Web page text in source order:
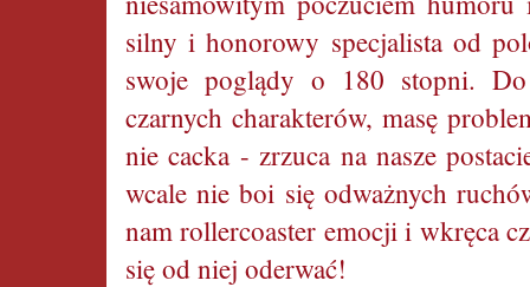
silny i honorowy specjalista od
swoje poglądy o 180 stopni.
czarnych charakterów, masę
nie cacka - zrzuca na nasze
wcale nie boi się odważnych
nam rollercoaster emocji i wkręca
się od niej oderwać!